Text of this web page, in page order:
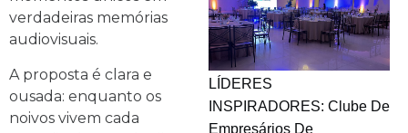
verdadeiras memórias
audiovisuais.
A proposta é clara e
ousada: enquanto os
noivos vivem cada
LÍDERES
INSPIRADORES: Clube De
Empresários De